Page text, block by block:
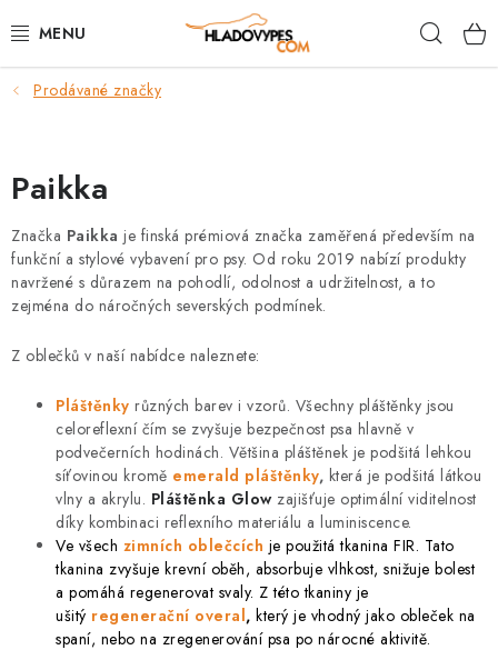
na
POTŘEBY PRO PSY
BACK ON TRACK
ZNAČKY
PRODEJNA
BLOG
SLUŽBY
Prodávané značky
Paikka
Značka Paikka je finská prémiová značka zaměřená především na
funkční a stylové vybavení pro psy. Od roku 2019 nabízí produkty
navržené s důrazem na pohodlí, odolnost a udržitelnost, a to
zejména do náročných severských podmínek.
Z oblečků v naší nabídce naleznete:
Pláštěnky různých barev i vzorů. Všechny pláštěnky jsou
celoreflexní čím se zvyšuje bezpečnost psa hlavně v
podvečerních hodinách. Většina pláštěnek je podšitá lehkou
síťovinou kromě emerald pláštěnky, která je podšitá látkou
vlny a akrylu. Pláštěnka Glowzajišťuje optimální viditelnost
díky kombinaci reflexního materiálu a luminiscence.
Ve všech zimních oblečcích je použitá tkanina FIR. Tato
tkanina zvyšuje krevní oběh, absorbuje vlhkost, snižuje bolest
a pomáhá regenerovat svaly. Z této tkaniny je
ušitý regenerační overal, který je vhodný jako obleček na
spaní, nebo na zregenerování psa po nárocné aktivitě.